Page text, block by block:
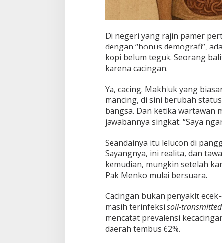
Di negeri yang rajin pamer
dengan “bonus demografi”,
kopi belum teguk. Seorang
karena cacingan.
Ya, cacing. Makhluk yang
mancing, di sini berubah
bangsa. Dan ketika wartawan
jawabannya singkat: “Saya
Seandainya itu lelucon di
Sayangnya, ini realita, dan
kemudian, mungkin setelah
Pak Menko mulai bersuara.
Cacingan bukan penyakit
masih terinfeksi soil-
mencatat prevalensi
daerah tembus 62%.